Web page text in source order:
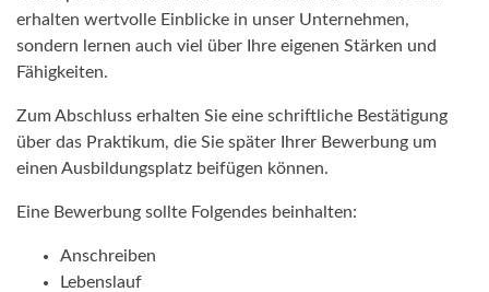
erhalten wertvolle Einblicke in unser Unternehmen,
sondern lernen auch viel über Ihre eigenen Stärken und
Fähigkeiten.
Zum Abschluss erhalten Sie eine schriftliche Bestätigung
über das Praktikum, die Sie später Ihrer Bewerbung um
einen Ausbildungsplatz beifügen können.
Eine Bewerbung sollte Folgendes beinhalten:
Anschreiben
Lebenslauf